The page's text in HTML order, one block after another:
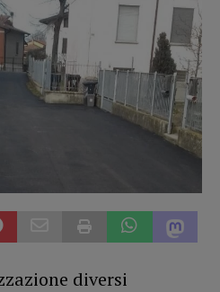
diversi